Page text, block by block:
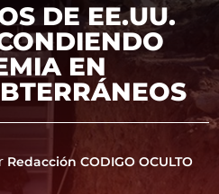
DE EE.UU.
EN
Redacción CODIGO OCULTO